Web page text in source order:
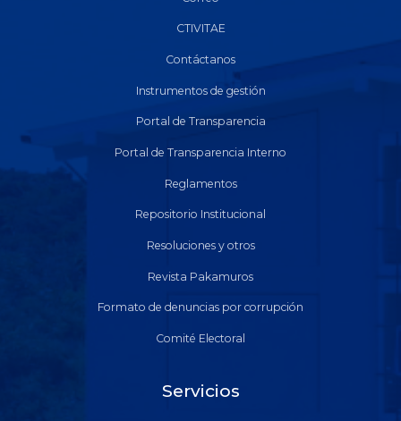
CTIVITAE
Contáctanos
Instrumentos de gestión
Portal de Transparencia
Portal de Transparencia Interno
Reglamentos
Repositorio Institucional
Resoluciones y otros
Revista Pakamuros
Formato de denuncias por corrupción
Comité Electoral
Servicios